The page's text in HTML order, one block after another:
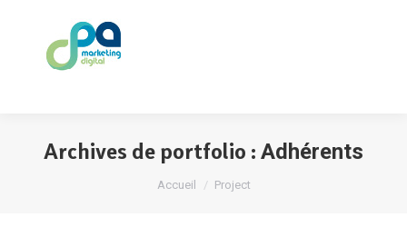
Archives de portfolio : Adhérents
Vous êtes ici :
Accueil Project